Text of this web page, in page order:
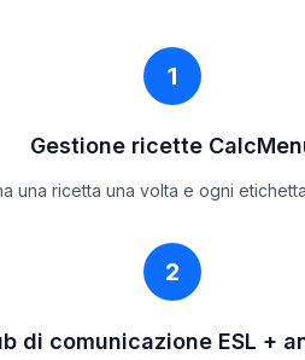
1
Gestione ricette
una ricetta una volta e ogni
2
di comunicazione ESL +